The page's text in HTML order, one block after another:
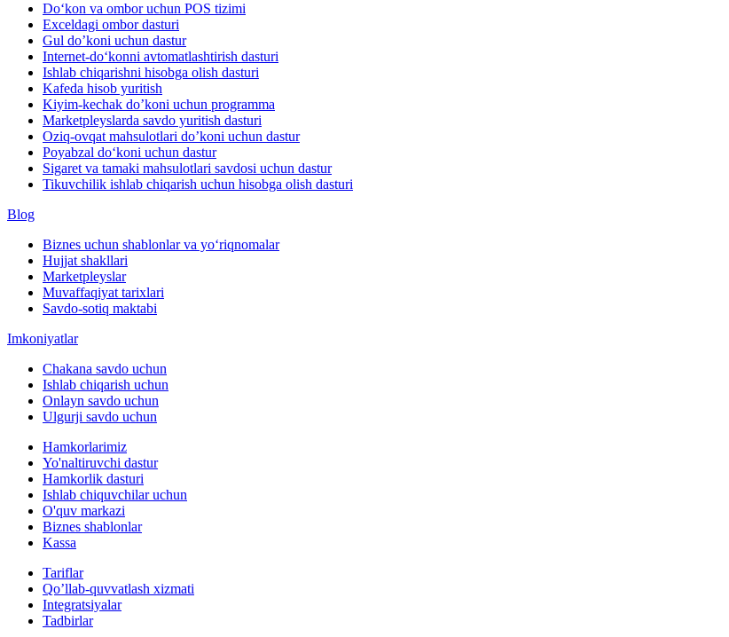
Do‘kon va ombor uchun POS tizimi
Exceldagi ombor dasturi
Gul do’koni uchun dastur
Internet-do‘konni avtomatlashtirish dasturi
Ishlab chiqarishni hisobga olish dasturi
Kafeda hisob yuritish
Kiyim-kechak do’koni uchun programma
Marketpleyslarda savdo yuritish dasturi
Oziq-ovqat mahsulotlari do’koni uchun dastur
Poyabzal do‘koni uchun dastur
Sigaret va tamaki mahsulotlari savdosi uchun dastur
Tikuvchilik ishlab chiqarish uchun hisobga olish dasturi
Blog
Biznes uchun shablonlar va yo‘riqnomalar
Hujjat shakllari
Marketpleyslar
Muvaffaqiyat tarixlari
Savdo-sotiq maktabi
Imkoniyatlar
Chakana savdo uchun
Ishlab chiqarish uchun
Onlayn savdo uchun
Ulgurji savdo uchun
Hamkorlarimiz
Yo'naltiruvchi dastur
Hamkorlik dasturi
Ishlab chiquvchilar uchun
O'quv markazi
Biznes shablonlar
Kassa
Tariflar
Qo’llab-quvvatlash xizmati
Integratsiyalar
Tadbirlar